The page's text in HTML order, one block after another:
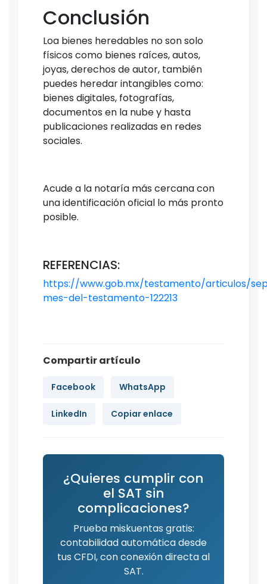
Conclusión
Loa bienes heredables no son solo
físicos como bienes raíces, autos,
joyas, derechos de autor, también
puedes heredar intangibles como:
bienes digitales, fotografías,
documentos en la nube y hasta
publicaciones realizadas en redes
sociales.
Acude a la notaría más cercana con
una identificación oficial lo más pronto
posible.
REFERENCIAS:
https://www.gob.mx/testamento/articulos/
mes-del-testamento-122213
Compartir artículo
Facebook WhatsApp
LinkedIn Copiar enlace
¿Quieres cumplir con
el SAT sin
complicaciones?
Prueba miskuentas gratis:
contabilidad automática desde
tus CFDI, con conexión directa al
SAT.